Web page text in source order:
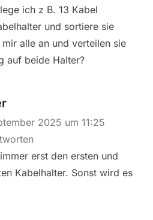
ich z B. 13 Kabel
und sortiere sie
alle an und verteilen sie
auf beide Halter?
2025 um 11:25
erst den ersten und
Kabelhalter. Sonst wird es